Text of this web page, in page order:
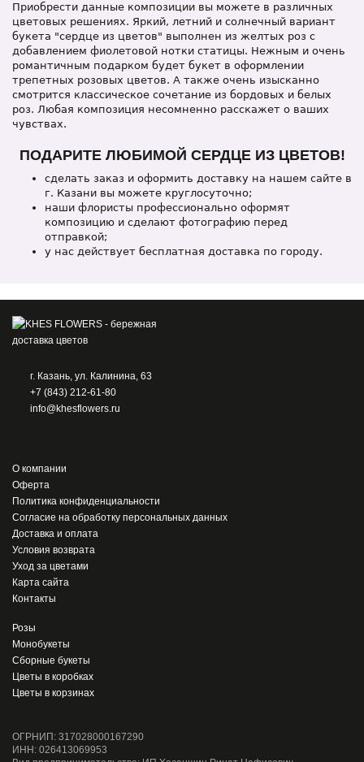
Приобрести данные композиции вы можете в различных
цветовых решениях. Яркий, летний и солнечный вариант
букета "сердце из цветов" выполнен из желтых роз с
добавлением фиолетовой нотки статицы. Нежным и очень
романтичным подарком будет букет в оформлении
трепетных розовых цветов. А также очень изысканно
смотрится классическое сочетание из бордовых и белых
роз. Любая композиция несомненно расскажет о ваших
чувствах.
ПОДАРИТЕ ЛЮБИМОЙ СЕРДЦЕ ИЗ ЦВЕТОВ!
сделать заказ и оформить доставку на нашем сайте в
г. Казани вы можете круглосуточно;
наши флористы профессионально оформят
композицию и сделают фотографию перед
отправкой;
у нас действует бесплатная доставка по городу.
г. Казань, ул. Калинина, 63
+7 (843) 212-61-80
info@khesflowers.ru
О компании
Оферта
Политика конфиденциальности
Согласие на обработку персональных данных
Доставка и оплата
Условия возврата
Уход за цветами
Карта сайта
Контакты
Розы
Монобукеты
Сборные букеты
Цветы в коробках
Цветы в корзинах
ОГРНИП: 317028000167290
ИНН: 026413069953